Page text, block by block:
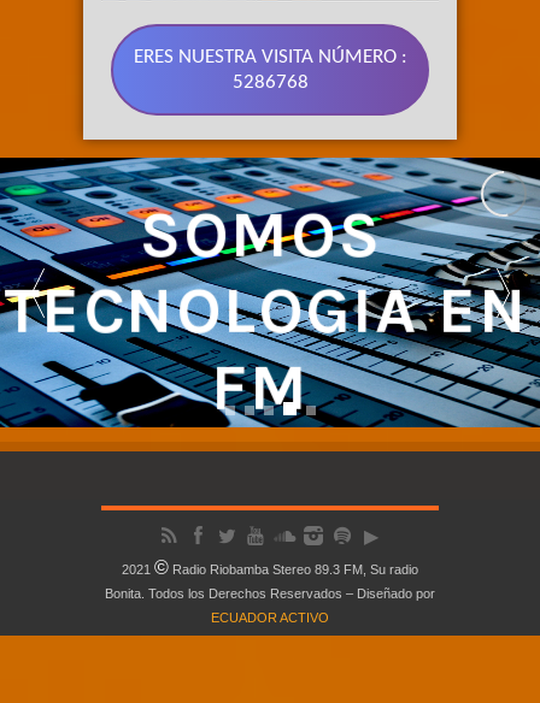
ERES NUESTRA VISITA NÚMERO :
5286768
SOMOS
TECNOLOGIA EN
FM
NUESTRA SEÑAL CUBRE LA REGIÓN CENTRO DEL ECUADOR
2021 © Radio Riobamba Stereo 89.3 FM, Su radio
Bonita. Todos los Derechos Reservados – Diseñado por
ECUADOR ACTIVO